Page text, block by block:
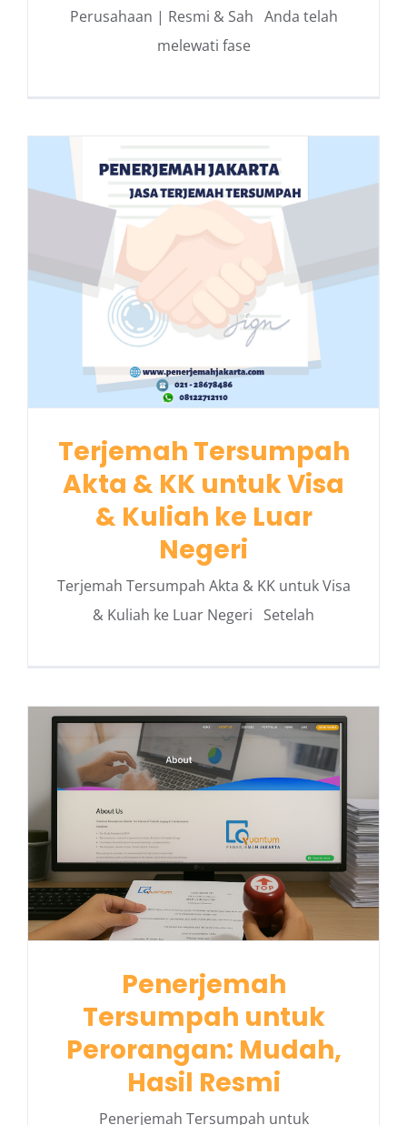
Perusahaan | Resmi & Sah Anda telah
melewati fase
Terjemah Tersumpah
Akta & KK untuk Visa
& Kuliah ke Luar
Negeri
Terjemah Tersumpah Akta & KK untuk Visa
& Kuliah ke Luar Negeri Setelah
Penerjemah
Tersumpah untuk
Perorangan: Mudah,
Hasil Resmi
Penerjemah Tersumpah untuk